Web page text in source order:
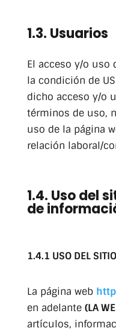
1.3. Usuarios
El acceso y/o uso
la condición de
dicho acceso y/o
términos de uso,
uso de la página
relación laboral/
1.4. Uso del
de
1.4.1 USO DEL
La página web
en adelante (LA
artículos,